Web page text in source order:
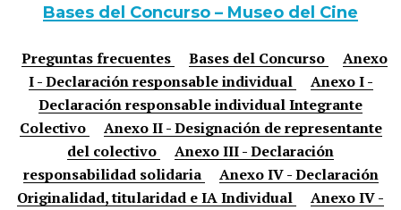
Bases del Concurso – Museo del Cine
Preguntas frecuentes Bases del Concurso
Anexo
I - Declaración responsable individual
Anexo I -
Declaración responsable individual Integrante
Colectivo
Anexo II - Designación de representante
del colectivo
Anexo III - Declaración
responsabilidad solidaria
Anexo IV - Declaración
Originalidad, titularidad e IA Individual
Anexo IV -